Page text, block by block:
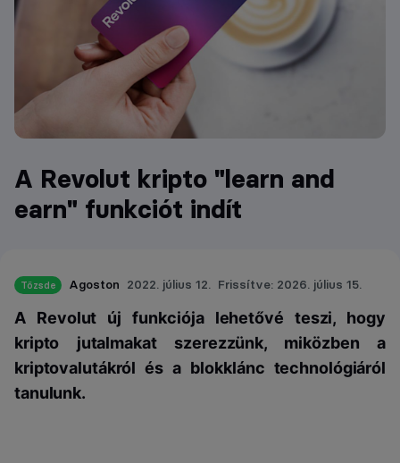
A Revolut kripto "learn and
earn" funkciót indít
Tőzsde Agoston 2022. július 12. Frissítve: 2026. július 15.
A Revolut új funkciója lehetővé teszi, hogy
kripto jutalmakat szerezzünk, miközben a
kriptovalutákról és a blokklánc technológiáról
tanulunk.